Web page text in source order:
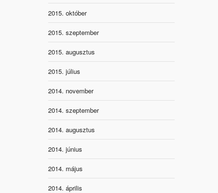
2015. október
2015. szeptember
2015. augusztus
2015. július
2014. november
2014. szeptember
2014. augusztus
2014. június
2014. május
2014. április